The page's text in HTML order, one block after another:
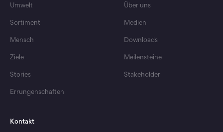
Klimaschutzbeiträge für 3004
Tonnen CO2
Umwelt
Sortiment
Mensch
Ziele
Stories
Errungenschaften
Über uns
Medien
Downloads
Meilensteine
Stakeholder
Kontakt